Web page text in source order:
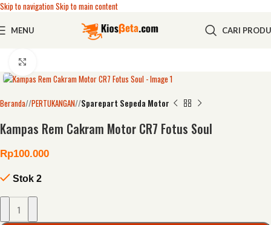
Skip to navigationSkip to main content
MENU CARI
Beranda/ PERTUKANGAN/ Sparepart Sepeda Motor
Kampas Rem Cakram Motor CR7 Fotus Soul
Rp100.000
Stok 2